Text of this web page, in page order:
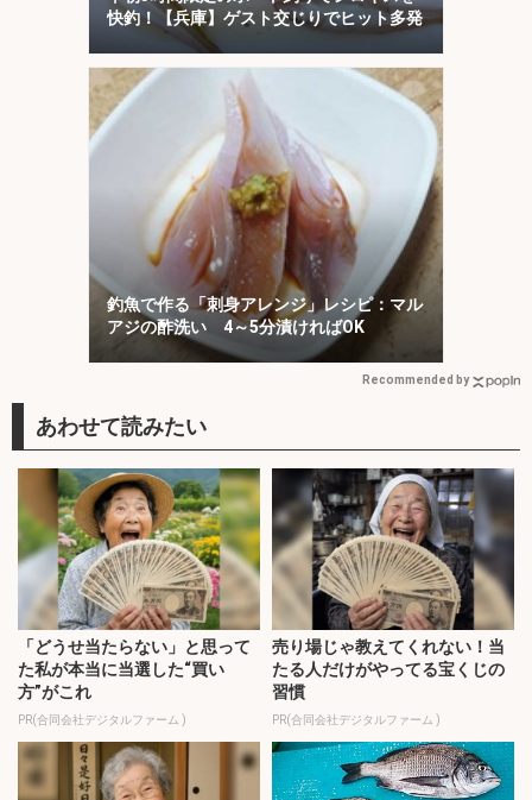
快釣！【兵庫】ゲスト交じりでヒット多発
釣魚で作る「刺身アレンジ」レシピ：マル
アジの酢洗い 4～5分漬ければOK
Recommended by
「どうせ当たらない」と思って
た私が本当に当選した“買い
方”がこれ
PR(合同会社デジタルファーム )
売り場じゃ教えてくれない！当
たる人だけがやってる宝くじの
習慣
PR(合同会社デジタルファーム )